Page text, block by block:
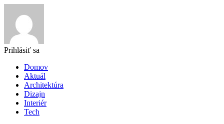
Prihlásiť sa
Domov
Aktuál
Architektúra
Dizajn
Interiér
Tech